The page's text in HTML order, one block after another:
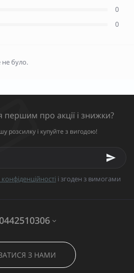
0
0
не було.
першим про акції і знижки?
розсилку і купуйте з вигодою!
і згоден з вимогами
З НАМИ